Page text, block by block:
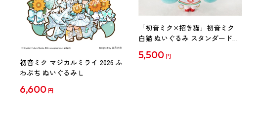
初音ミク マジカルミライ 2026 ふ
わぷち ぬいぐるみ L
6,600 円
「初音ミク×招き猫」初音ミク
白猫 ぬいぐるみ スタンダード
5,500 円